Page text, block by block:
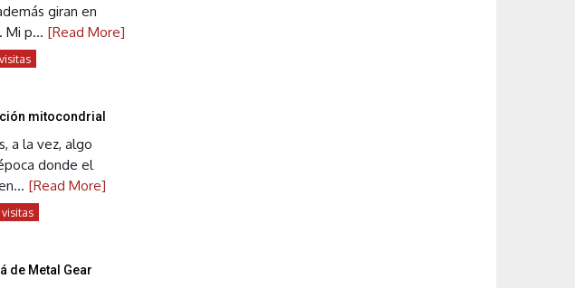
giran en
Mi p... [Read More]
mitocondrial
a la vez, algo
donde el
[Read More]
visitas
de Metal Gear